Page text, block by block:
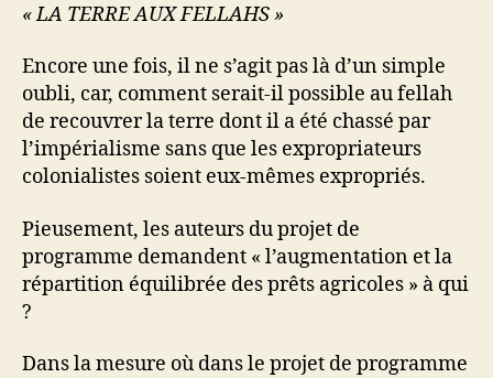
« LA TERRE AUX FELLAHS »
Encore une fois, il ne s’agit pas là d’un simple
oubli, car, comment serait-il possible au fellah
de recouvrer la terre dont il a été chassé par
l’impérialisme sans que les expropriateurs
colonialistes soient eux-mêmes expropriés.
Pieusement, les auteurs du projet de
programme demandent « l’augmentation et la
répartition équilibrée des prêts agricoles » à qui
?
Dans la mesure où dans le projet de programme